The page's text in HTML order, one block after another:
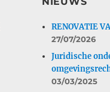
RENOVATIE
27/07/2026
Juridische
03/03/2025